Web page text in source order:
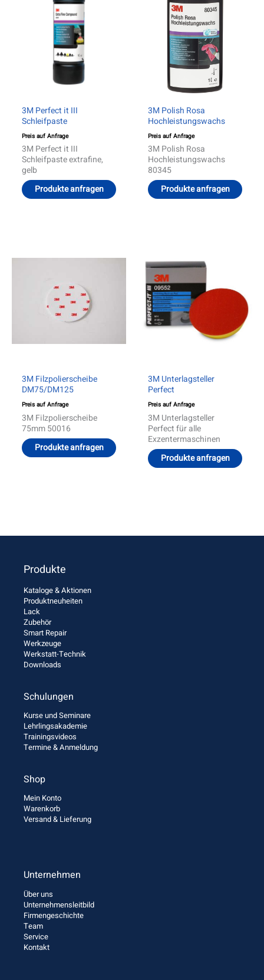
3M Perfect it III
Schleifpaste
Preis auf Anfrage
3M Perfect it III
Schleifpaste extrafine,
gelb
Produkte anfragen
3M Polish Rosa
Hochleistungswachs
Preis auf Anfrage
3M Polish Rosa
Hochleistungswachs
80345
Produkte anfragen
3M Filzpolierscheibe
DM75/DM125
Preis auf Anfrage
3M Filzpolierscheibe
75mm 50016
Produkte anfragen
weist
mehrere
Varianten
Optionen
der
3M Unterlagsteller
Perfect
Preis auf Anfrage
3M Unterlagsteller
Perfect für alle
Exzentermaschinen
Produkte anfragen
Produkte
Kataloge & Aktionen
Produktneuheiten
Lack
Zubehör
Smart Repair
Werkzeuge
Werkstatt-Technik
Downloads
Schulungen
Kurse und Seminare
Lehrlingsakademie
Trainingsvideos
Termine & Anmeldung
Shop
Mein Konto
Warenkorb
Versand & Lieferung
Unternehmen
Über uns
Unternehmensleitbild
Firmengeschichte
Team
Service
Kontakt